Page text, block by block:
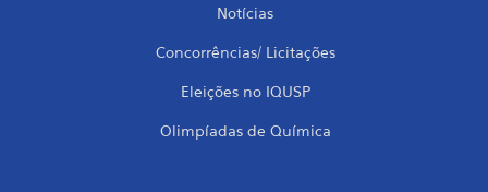
Notícias
Concorrências/ Licitações
Eleições no IQUSP
Olimpíadas de Química